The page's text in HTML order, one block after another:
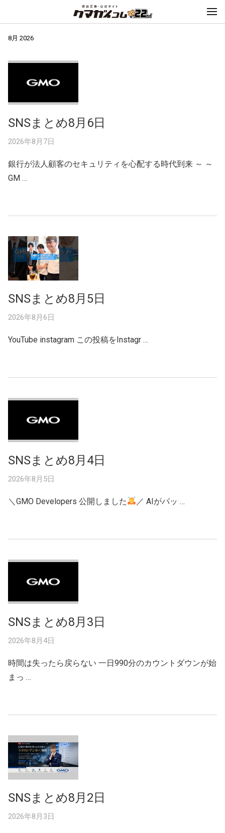
8月 2026
SNSまとめ8月6日
2026年8月7日
銀行が法人顧客のセキュリティを心配する時代到来 ～ ～
GM …
SNSまとめ8月5日
2026年8月6日
YouTube instagram この投稿をInstagr …
SNSまとめ8月4日
2026年8月5日
＼GMO Developers 公開しました ／ AIがパッ …
SNSまとめ8月3日
2026年8月4日
時間は失ったら戻らない 一日990分のカウントダウンが始
まっ …
SNSまとめ8月2日
2026年8月3日